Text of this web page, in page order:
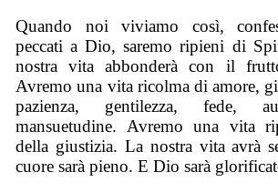
Quando noi viviamo così,
peccati a Dio, saremo ripieni di
nostra vita abbonderà con il
Avremo una vita ricolma di amore,
pazienza, gentilezza, fede,
mansuetudine. Avremo una vita
della giustizia. La nostra vita avrà
cuore sarà pieno. E Dio sarà